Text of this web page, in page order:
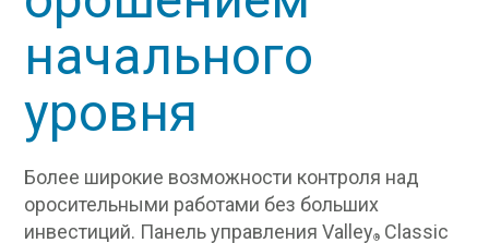
начального
уровня
Более широкие возможности контроля над
оросительными работами без больших
инвестиций. Панель управления Valley® Classic